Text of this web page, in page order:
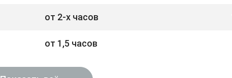
от 2-х часов
от 1,5 часов